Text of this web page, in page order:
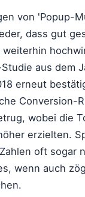
von 'Popup-
dass gut
aus dem
erneut
Conversion-
wobei die
erzielten.
oft sogar
wenn auch